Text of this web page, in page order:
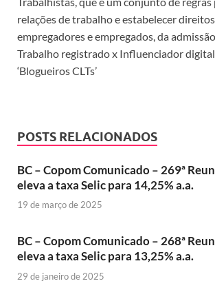
relações de trabalho e estabelecer
empregadores e empregados, da
Trabalho registrado x Influenciador
‘Blogueiros CLTs’
POSTS RELACIONADOS
BC – Copom Comunicado – 269ª
eleva a taxa Selic para 14,25% a.a.
19 de março de 2025
BC – Copom Comunicado – 268ª
eleva a taxa Selic para 13,25% a.a.
29 de janeiro de 2025